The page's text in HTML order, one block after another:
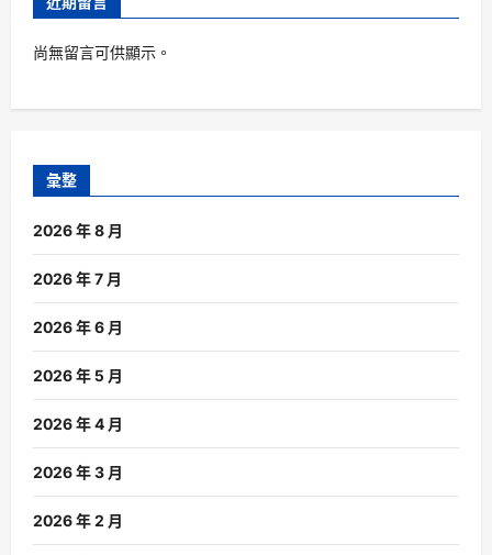
尚無留言可供顯示。
彙整
2026 年 8 月
2026 年 7 月
2026 年 6 月
2026 年 5 月
2026 年 4 月
2026 年 3 月
2026 年 2 月